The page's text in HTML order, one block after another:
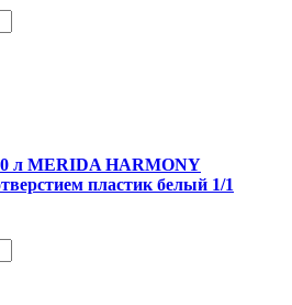
л MERIDA HARMONY
пластик белый 1/1